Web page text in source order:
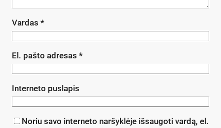
Vardas *
El. pašto adresas *
Interneto puslapis
Noriu savo interneto naršyklėje išsaugoti vardą, el.